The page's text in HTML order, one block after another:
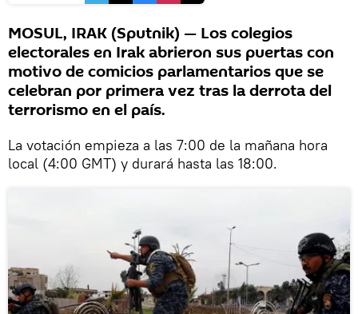
MOSUL, IRAK (Sputnik) — Los colegios
electorales en Irak abrieron sus puertas con
motivo de comicios parlamentarios que se
celebran por primera vez tras la derrota del
terrorismo en el país.
La votación empieza a las 7:00 de la mañana hora
local (4:00 GMT) y durará hasta las 18:00.